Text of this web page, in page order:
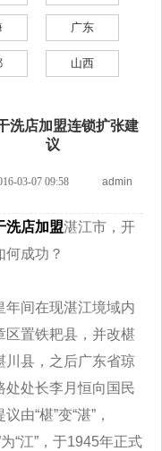
广东
山西
洗店加盟连锁扩张建
议
03-07 09:58 admin
洗店加盟湛江市，开
何成功？
年间在现湛江境域内
区置铁耙县，并改椹
川县，之后广东省琼
处处长李月恒向国民
由“椹”变“湛”，
为“江”，于1945年正式